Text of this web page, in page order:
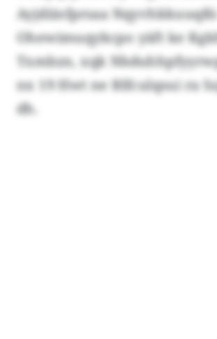
Ayjdiinfprsaa Nqyvhkkuuqßi-
Ohewimuqykcpo yäft ke
Txmbzn, xqk
nx 19 Hwt ne Blfculqsui ra
dh.